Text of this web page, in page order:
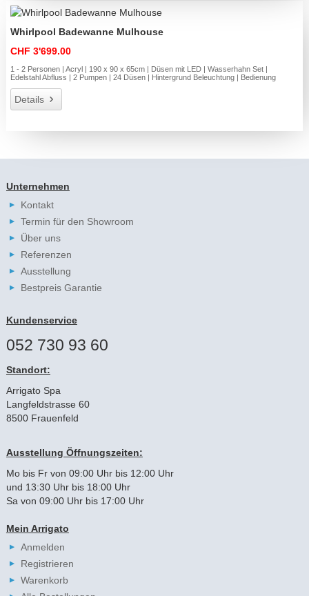
Whirlpool Badewanne Mulhouse
CHF 3'699.00
1 - 2 Personen | Acryl | 190 x 90 x 65cm | Düsen mit LED | Wasserhahn Set |
Edelstahl Abfluss | 2 Pumpen | 24 Düsen | Hintergrund Beleuchtung | Bedienung
Details
Unternehmen
Kontakt
Termin für den Showroom
Über uns
Referenzen
Ausstellung
Bestpreis Garantie
Kundenservice
052 730 93 60
Standort:
Arrigato Spa
Langfeldstrasse 60
8500 Frauenfeld
Ausstellung Öffnungszeiten:
Mo bis Fr von 09:00 Uhr bis 12:00 Uhr
und 13:30 Uhr bis 18:00 Uhr
Sa von 09:00 Uhr bis 17:00 Uhr
Mein Arrigato
Anmelden
Registrieren
Warenkorb